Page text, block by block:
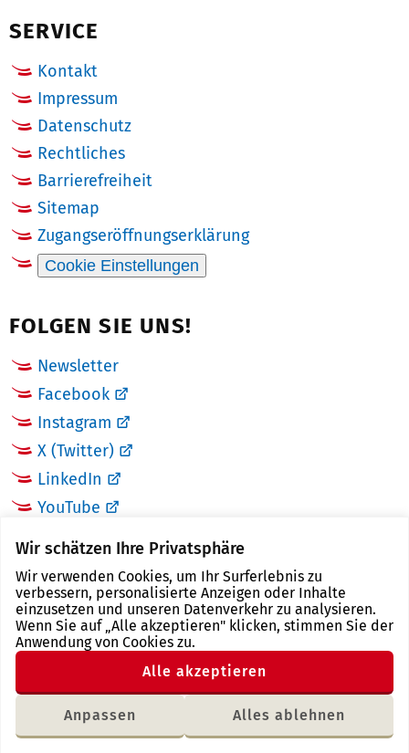
Wir schätzen Ihre Privatsphäre
Wir verwenden Cookies, um Ihr Surferlebnis zu
verbessern, personalisierte Anzeigen oder Inhalte
einzusetzen und unseren Datenverkehr zu analysieren.
Wenn Sie auf „Alle akzeptieren" klicken, stimmen Sie der
Anwendung von Cookies zu.
Anpassen Alles ablehnen
Alle akzeptieren
SERVICE
Kontakt
Impressum
Datenschutz
Rechtliches
Barrierefreiheit
Sitemap
Zugangseröffnungserklärung
Cookie Einstellungen
FOLGEN SIE UNS!
Newsletter
Facebook
Instagram
X (Twitter)
LinkedIn
YouTube
LINKS
Landkreis Zwickau
Tourismusregion Zwickau
Freistaat Sachsen
Region Zwickau